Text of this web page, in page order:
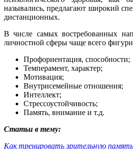
назывались, предлагают широкий
дистанционных.
В числе самых востребованных
личностной сферы чаще всего
Профориентация, способности;
Темперамент, характер;
Мотивация;
Внутрисемейные отношения;
Интеллект;
Стрессоустойчивость;
Память, внимание и т.д.
Статьи в тему:
Как тренировать зрительную